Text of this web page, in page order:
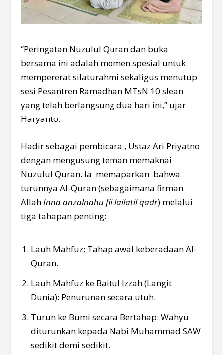
“Peringatan Nuzulul Quran dan buka
bersama ini adalah momen spesial untuk
mempererat silaturahmi sekaligus menutup
sesi Pesantren Ramadhan MTsN 10 slean
yang telah berlangsung dua hari ini,” ujar
Haryanto.
Hadir sebagai pembicara , Ustaz Ari Priyatno
dengan mengusung teman memaknai
Nuzulul Quran. Ia memaparkan bahwa
turunnya Al-Quran (sebagaimana firman
AllahInna anzalnahu fii lailatil qadr) melalui
tiga tahapan penting:
Lauh Mahfuz: Tahap awal keberadaan Al-
Quran.
Lauh Mahfuz ke Baitul Izzah (Langit
Dunia): Penurunan secara utuh.
Turun ke Bumi secara Bertahap: Wahyu
diturunkan kepada Nabi Muhammad SAW
sedikit demi sedikit.